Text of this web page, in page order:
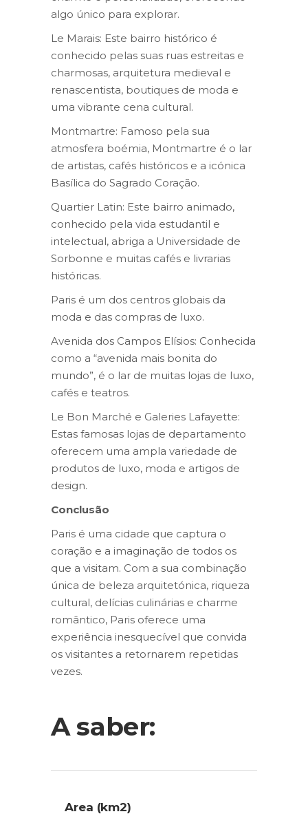
algo único para explorar.
Le Marais: Este bairro histórico é
conhecido pelas suas ruas estreitas e
charmosas, arquitetura medieval e
renascentista, boutiques de moda e
uma vibrante cena cultural.
Montmartre: Famoso pela sua
atmosfera boémia, Montmartre é o lar
de artistas, cafés históricos e a icónica
Basílica do Sagrado Coração.
Quartier Latin: Este bairro animado,
conhecido pela vida estudantil e
intelectual, abriga a Universidade de
Sorbonne e muitas cafés e livrarias
históricas.
Paris é um dos centros globais da
moda e das compras de luxo.
Avenida dos Campos Elísios: Conhecida
como a “avenida mais bonita do
mundo”, é o lar de muitas lojas de luxo,
cafés e teatros.
Le Bon Marché e Galeries Lafayette:
Estas famosas lojas de departamento
oferecem uma ampla variedade de
produtos de luxo, moda e artigos de
design.
Conclusão
Paris é uma cidade que captura o
coração e a imaginação de todos os
que a visitam. Com a sua combinação
única de beleza arquitetónica, riqueza
cultural, delícias culinárias e charme
romântico, Paris oferece uma
experiência inesquecível que convida
os visitantes a retornarem repetidas
vezes.
A saber:
Area (km2)